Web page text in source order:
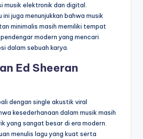
musik elektronik dan digital.
ini juga menunjukkan bahwa musik
minimalis masih memiliki tempat
modern yang mencari
dalam sebuah karya.
Ed Sheeran
dengan single akustik viral
kesederhanaan dalam musik masih
yang sangat besar di era modern.
menulis lagu yang kuat serta